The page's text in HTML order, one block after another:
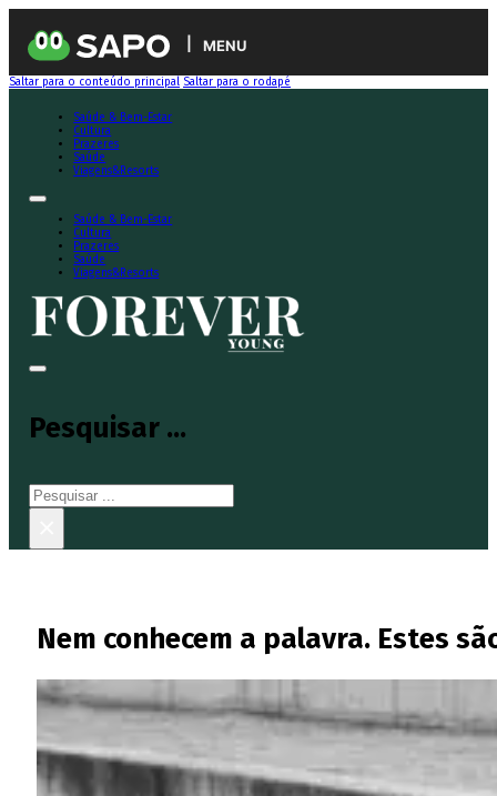
MENU
Saltar para o conteúdo principal Saltar para o rodapé
Saúde & Bem-Estar
Cultura
Prazeres
Saúde
Viagens&Resorts
Saúde & Bem-Estar
Cultura
Prazeres
Saúde
Viagens&Resorts
Pesquisar ...
Pesquisar
Nem conhecem a palavra. Estes